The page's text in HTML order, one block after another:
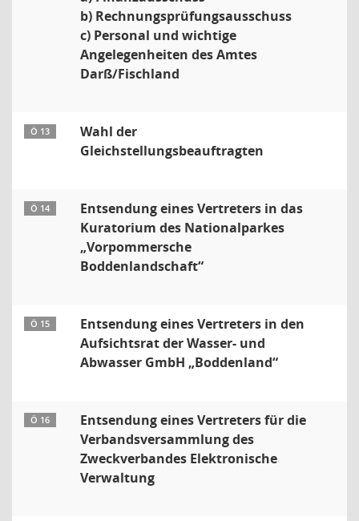
b) Rechnungsprüfungsausschuss
c) Personal und wichtige
Angelegenheiten des Amtes
Darß/Fischland
Ö 13
Wahl der
Gleichstellungsbeauftragten
Ö 14
Entsendung eines Vertreters in das
Kuratorium des Nationalparkes
„Vorpommersche
Boddenlandschaft“
Ö 15
Entsendung eines Vertreters in den
Aufsichtsrat der Wasser- und
Abwasser GmbH „Boddenland“
Ö 16
Entsendung eines Vertreters für die
Verbandsversammlung des
Zweckverbandes Elektronische
Verwaltung